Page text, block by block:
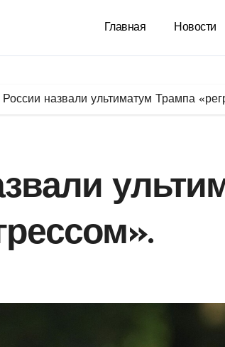
Главная Новости
России назвали ультиматум Трампа